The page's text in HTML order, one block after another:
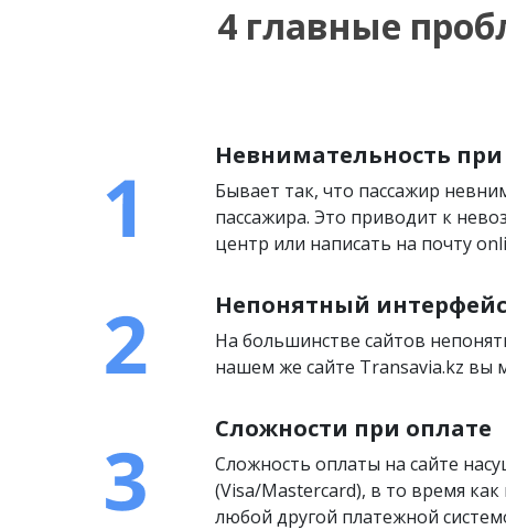
4 главные
Невнимательность
Бывает так, что пассажир
пассажира. Это приводит к
центр или написать на почту
Непонятный интерфейс
На большинстве сайтов
нашем же сайте Transavia.kz
Сложности при оплате
Сложность оплаты на сайте
(Visa/Mastercard), в то время
любой другой платежной